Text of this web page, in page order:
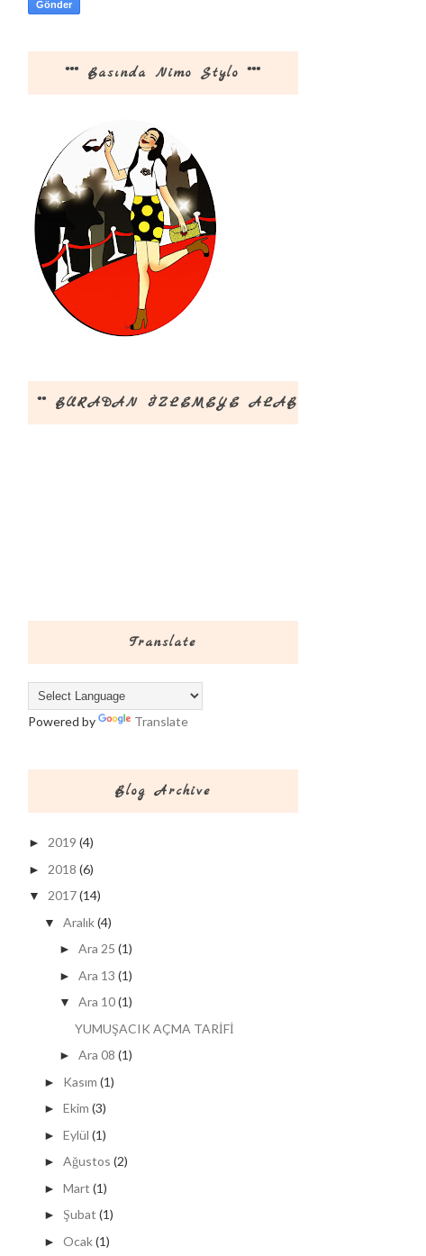
*** Basında Nimo Stylo ***
** BURADAN İZLEMEYE ALABİLİRSİNİZ **
Translate
Powered by Translate
Blog Archive
► 2019 (4)
► 2018 (6)
▼ 2017(14)
▼ Aralık(4)
► Ara 25 (1)
► Ara 13 (1)
▼ Ara 10 (1)
YUMUŞACIK AÇMA TARİFİ
► Ara 08 (1)
► Kasım (1)
► Ekim (3)
► Eylül (1)
► Ağustos (2)
► Mart (1)
► Şubat (1)
► Ocak(1)